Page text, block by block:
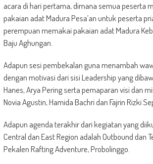
acara di hari pertama, dimana semua peserta
pakaian adat Madura Pesa’an untuk peserta
perempuan memakai pakaian adat Madura
Baju Aghungan.
Adapun sesi pembekalan guna menambah
dengan motivasi dari sisi Leadership yang
Hanes, Arya Pering serta pemaparan visi dan
Novia Agustin, Hamida Bachri dan Fajrin Rizki
Adapun agenda terakhir dari kegiatan yang
Central dan East Region adalah Outbound dan
Pekalen Rafting Adventure, Probolinggo.